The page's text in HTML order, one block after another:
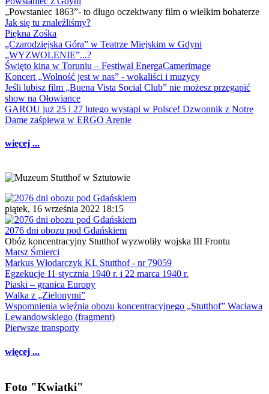
„Powstaniec 1863”- to długo oczekiwany film o wielkim bohaterze
Jak się tu znaleźliśmy?
Piękna Zośka
„Czarodziejska Góra” w Teatrze Miejskim w Gdyni
„WYZWOLENIE”...?
Święto kina w Toruniu – Festiwal EnergaCamerimage
Koncert „Wolność jest w nas” - wokaliści i muzycy
Jeśli lubisz film „Buena Vista Social Club” nie możesz przegapić
show na Ołowiance
GAROU już 25 i 27 lutego wystąpi w Polsce! Dzwonnik z Notre
Dame zaśpiewa w ERGO Arenie
więcej ...
piątek, 16 września 2022 18:15
2076 dni obozu pod Gdańskiem
Obóz koncentracyjny Stutthof wyzwoliły wojska III Frontu
Marsz Śmierci
Markus Włodarczyk KL Stutthof - nr 79059
Egzekucje 11 stycznia 1940 r. i 22 marca 1940 r.
Piaski – granica Europy
Walka z „Zielonymi”
Wspomnienia więźnia obozu koncentracyjnego „Stutthof” Wacława
Lewandowskiego (fragment)
Pierwsze transporty
więcej ...
Foto "Kwiatki"